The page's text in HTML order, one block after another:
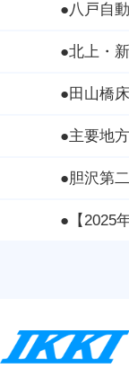
●八戸自
●北上・
●田山橋
●主要
●胆沢第
●【2025